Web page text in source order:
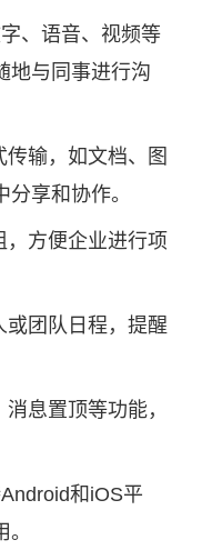
、语音、视频等
地与同事进行沟
输，如文档、图
享和协作。
方便企业进行项
团队日程，提醒
息置顶等功能，
和iOS平